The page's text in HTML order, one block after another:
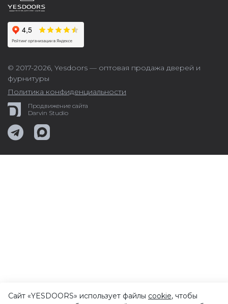
© 2017-2026, Yesdoors — оптовая продажа дверей и
фурнитуры
Политика конфиденциальности
Продвижение сайта
Darvin Studio
Сайт «YESDOORS» использует файлы cookie, чтобы